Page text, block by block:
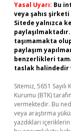
Yasal Uyarı: Bu
veya şahıs
Sitede yalnızca
taşımamakta
paylaşım
benzerlikleri
taslak halindedir
Sitemiz, 5651
Kurumu (BTK)
vermektedir. Bu
veya araştırma
yazdıkları